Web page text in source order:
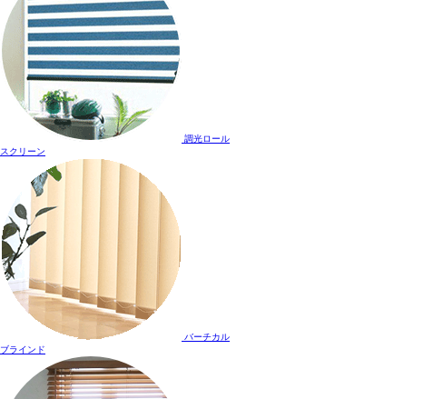
調光ロール
スクリーン
バーチカル
ブラインド